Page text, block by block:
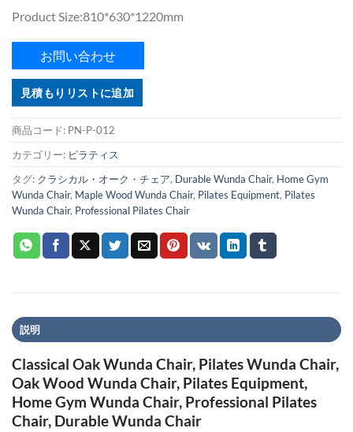
Product Size:810*630*1220mm
お問い合わせ
見積もりリストに追加
商品コード: PN-P-012
カテゴリー: ピラティス
タグ: クラシカル・オーク・チェア, Durable Wunda Chair, Home Gym
Wunda Chair, Maple Wood Wunda Chair, Pilates Equipment, Pilates
Wunda Chair, Professional Pilates Chair
説明
Classical Oak Wunda Chair, Pilates Wunda Chair,
Oak Wood Wunda Chair, Pilates Equipment,
Home Gym Wunda Chair, Professional Pilates
Chair, Durable Wunda Chair